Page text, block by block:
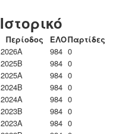
Ιστορικό
Περίοδος ΕΛΟΠαρτίδες
2026A
984 0
2025B
984 0
2025A
984 0
2024B
984 0
2024A
984 0
2023B
984 0
2023Α
984 0